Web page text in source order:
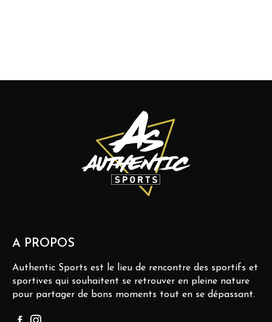
A PROPOS
Authentic Sports est le lieu de rencontre des sportifs et
sportives qui souhaitent se retrouver en pleine nature
pour partager de bons moments tout en se dépassant.